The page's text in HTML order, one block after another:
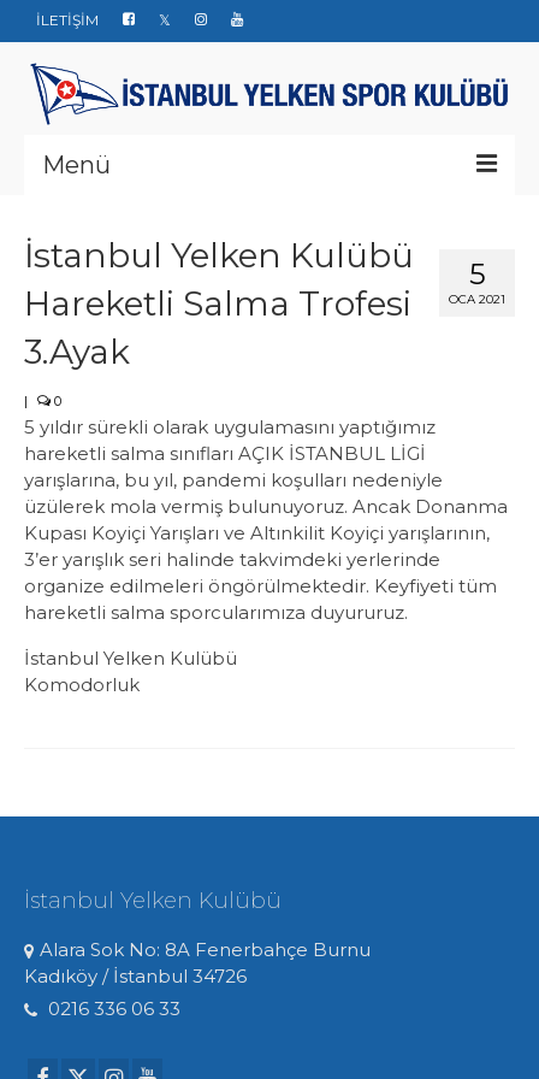
İLETİŞİM
Menü
Düğün Davet ve Organizasyon
Bize ulaşın
5
OCA 2021
İstanbul Yelken Kulübü
Hareketli Salma Trofesi
3.Ayak
| 0
5 yıldır sürekli olarak uygulamasını yaptığımız
hareketli salma sınıfları AÇIK İSTANBUL LİGİ
yarışlarına, bu yıl, pandemi koşulları nedeniyle
üzülerek mola vermiş bulunuyoruz. Ancak Donanma
Kupası Koyiçi Yarışları ve Altınkilit Koyiçi yarışlarının,
3’er yarışlık seri halinde takvimdeki yerlerinde
organize edilmeleri öngörülmektedir. Keyfiyeti tüm
hareketli salma sporcularımıza duyururuz.
İstanbul Yelken Kulübü
Komodorluk
İstanbul Yelken Kulübü
Alara Sok No: 8A Fenerbahçe Burnu
Kadıköy / İstanbul 34726
0216 336 06 33